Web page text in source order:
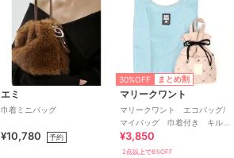
エミ
巾着ミニバッグ
¥10,780 予約
30%OFF まとめ割
マリークワント
マリークワント エコバッグ/
マイバッグ 巾着付き キル
ティング柄
¥3,850
2点以上で8%OFF